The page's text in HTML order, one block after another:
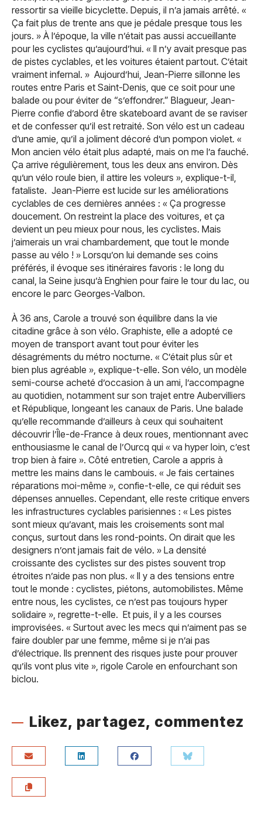
ressortir sa vieille bicyclette. Depuis, il n’a jamais arrêté. «
Ça fait plus de trente ans que je pédale presque tous les
jours. » À l’époque, la ville n’était pas aussi accueillante
pour les cyclistes qu’aujourd’hui. « Il n’y avait presque pas
de pistes cyclables, et les voitures étaient partout. C’était
vraiment infernal. » Aujourd’hui, Jean-Pierre sillonne les
routes entre Paris et Saint-Denis, que ce soit pour une
balade ou pour éviter de “s’effondrer.” Blagueur, Jean-
Pierre confie d’abord être skateboard avant de se raviser
et de confesser qu’il est retraité. Son vélo est un cadeau
d’une amie, qu’il a joliment décoré d’un pompon violet. «
Mon ancien vélo était plus adapté, mais on me l’a fauché.
Ça arrive régulièrement, tous les deux ans environ. Dès
qu’un vélo roule bien, il attire les voleurs », explique-t-il,
fataliste. Jean-Pierre est lucide sur les améliorations
cyclables de ces dernières années : « Ça progresse
doucement. On restreint la place des voitures, et ça
devient un peu mieux pour nous, les cyclistes. Mais
j’aimerais un vrai chambardement, que tout le monde
passe au vélo ! » Lorsqu’on lui demande ses coins
préférés, il évoque ses itinéraires favoris : le long du
canal, la Seine jusqu’à Enghien pour faire le tour du lac, ou
encore le parc Georges-Valbon.
À 36 ans, Carole a trouvé son équilibre dans la vie
citadine grâce à son vélo. Graphiste, elle a adopté ce
moyen de transport avant tout pour éviter les
désagréments du métro nocturne. « C’était plus sûr et
bien plus agréable », explique-t-elle. Son vélo, un modèle
semi-course acheté d’occasion à un ami, l’accompagne
au quotidien, notamment sur son trajet entre Aubervilliers
et République, longeant les canaux de Paris. Une balade
qu’elle recommande d’ailleurs à ceux qui souhaitent
découvrir l’Île-de-France à deux roues, mentionnant avec
enthousiasme le canal de l’Ourcq qui « va hyper loin, c’est
trop bien à faire ». Côté entretien, Carole a appris à
mettre les mains dans le cambouis. « Je fais certaines
réparations moi-même », confie-t-elle, ce qui réduit ses
dépenses annuelles. Cependant, elle reste critique envers
les infrastructures cyclables parisiennes : « Les pistes
sont mieux qu’avant, mais les croisements sont mal
conçus, surtout dans les rond-points. On dirait que les
designers n’ont jamais fait de vélo. » La densité
croissante des cyclistes sur des pistes souvent trop
étroites n’aide pas non plus. « Il y a des tensions entre
tout le monde : cyclistes, piétons, automobilistes. Même
entre nous, les cyclistes, ce n’est pas toujours hyper
solidaire », regrette-t-elle. Et puis, il y a les courses
improvisées. « Surtout avec les mecs qui n’aiment pas se
faire doubler par une femme, même si je n’ai pas
d’électrique. Ils prennent des risques juste pour prouver
qu’ils vont plus vite », rigole Carole en enfourchant son
biclou.
Likez, partagez, commentez